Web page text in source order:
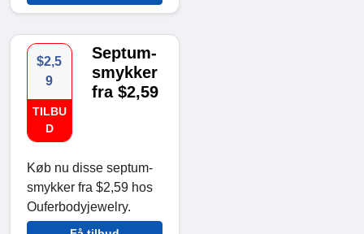
$2,5
9
TILBU
D
Septum-
smykker
fra $2,59
Køb nu disse septum-
smykker fra $2,59 hos
Ouferbodyjewelry.